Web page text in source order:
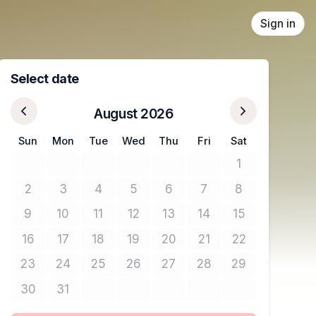
Sign in
Select date
August 2026
Sun Mon Tue Wed Thu Fri Sat
1No tickets
2No tickets available
3No tickets available
4No tickets available
5No tickets available
6No tickets available
7No tickets available
8No tickets
9No tickets available
10No tickets available
11No tickets available
12No tickets available
13No tickets available
14No tickets available
15No tickets
16No tickets available
17No tickets available
18No tickets available
19No tickets available
20No tickets available
21No tickets available
22No tickets
23No tickets available
24No tickets available
25No tickets available
26No tickets available
27No tickets available
28No tickets available
29No tickets
30No tickets available
31No tickets available